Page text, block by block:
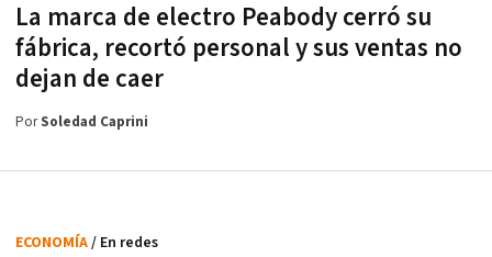
La marca de electro Peabody cerró su
fábrica, recortó personal y sus ventas no
dejan de caer
PorSoledad Caprini
ECONOMÍA/ En redes